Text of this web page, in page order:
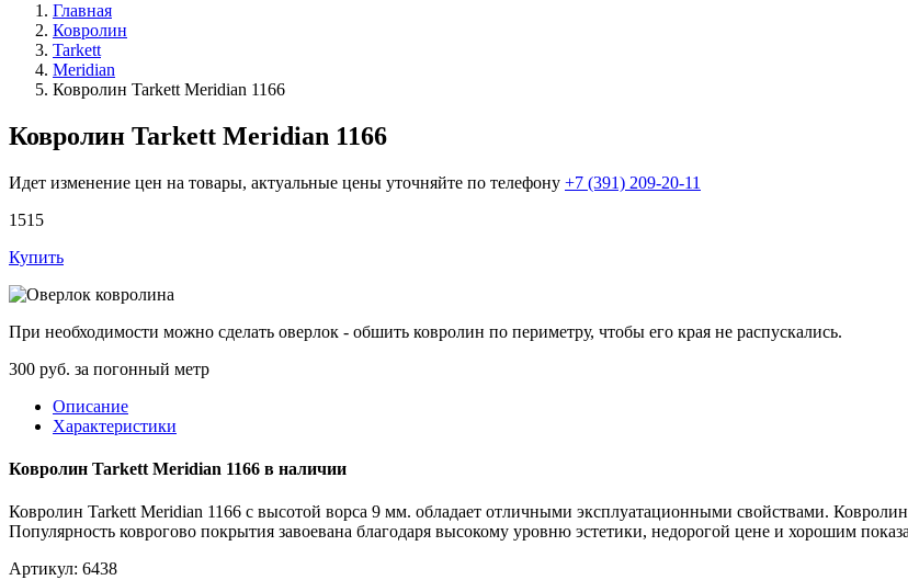
Главная
Ковролин
Tarkett
Meridian
Ковролин Tarkett Meridian 1166
Ковролин Tarkett Meridian 1166
Идет изменение цен на товары, актуальные цены уточняйте по телефону +7 (391) 209-20-11
1515
Купить
При необходимости можно сделать оверлок - обшить ковролин по периметру, чтобы его края не распускались.
300 руб. за погонный метр
Описание
Характеристики
Ковролин Tarkett Meridian 1166 в наличии
Ковролин Tarkett Meridian 1166 с высотой ворса 9 мм. обладает отличными эксплуатационными свойствами.
Популярность коврогово покрытия завоевана благодаря высокому уровню эстетики, недорогой цене и хорошим
Артикул: 6438